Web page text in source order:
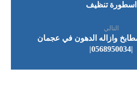
اسطورة تنظيف
التالي
وازاله الدهون في عجمان
|0568950034|